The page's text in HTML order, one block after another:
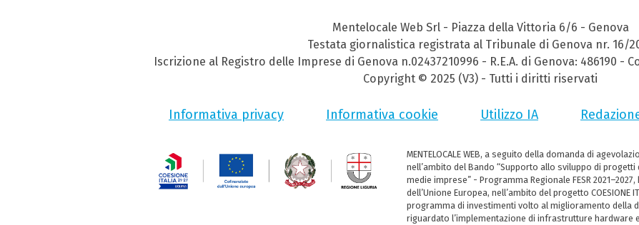
Mentelocale Web Srl - Piazza della Vittoria 6/6 - Genova
Testata giornalistica registrata al Tribunale di Genova nr. 16/
Iscrizione al Registro delle Imprese di Genova n.02437210996 - R.E.A. di Genova: 486190 -
Copyright © 2025 (V3) - Tutti i diritti riservati
Informativa privacy Informativa cookie Utilizzo IA
MENTELOCALE WEB, a seguito della domanda di
nell’ambito del Bando “Supporto allo sviluppo di
medie imprese” - Programma Regionale FESR
dell’Unione Europea, nell’ambito del progetto COESIONE
programma di investimenti volto al miglioramento della
riguardato l’implementazione di infrastrutture hardware